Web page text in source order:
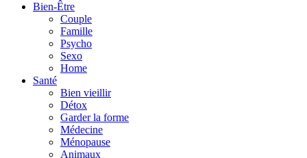
Bien-Être
Couple
Famille
Psycho
Sexo
Home
Santé
Bien vieillir
Détox
Garder la forme
Médecine
Ménopause
Animaux